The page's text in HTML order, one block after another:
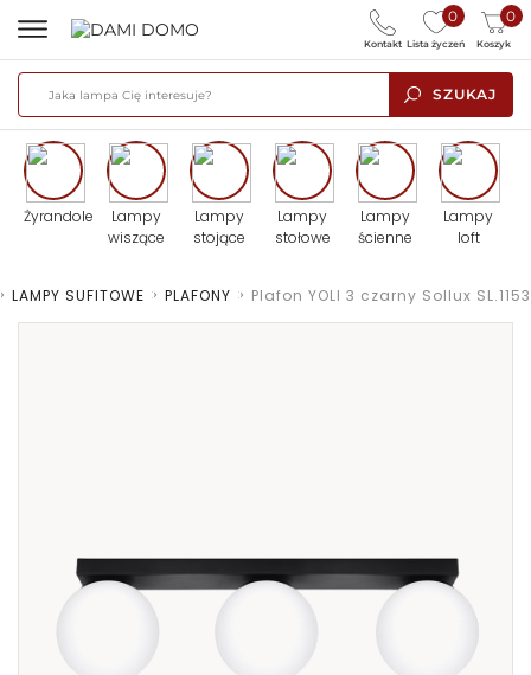
SZUKAJ
0
Lista życzeń
0
Koszyk
Kontakt
Żyrandole
Lampy
wiszące
Lampy
stojące
Lampy
stołowe
Lampy
ścienne
Lampy
loft
LAMPY SUFITOWE > PLAFONY > Plafon YOLI 3 czarny Sollux SL.1153